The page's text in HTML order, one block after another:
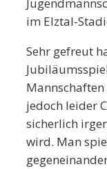
im Elztal-
Sehr gefreut
jedoch leider
sicherlich
wird. Man